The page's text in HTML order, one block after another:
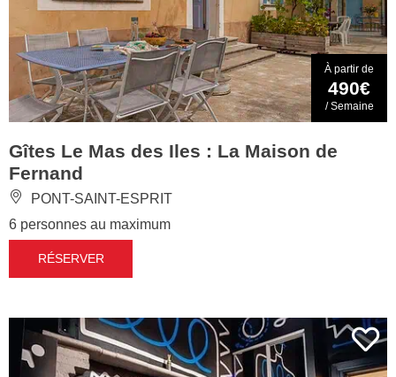
À partir de
490€
/ Semaine
Gîtes Le Mas des Iles : La Maison de
Fernand
PONT-SAINT-ESPRIT
6 personnes au maximum
RÉSERVER